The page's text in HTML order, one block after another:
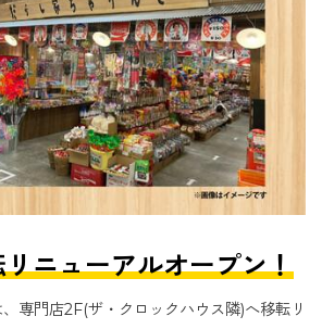
ニューアルオープン！
専門店2F(ザ・クロックハウス隣)へ移転リ